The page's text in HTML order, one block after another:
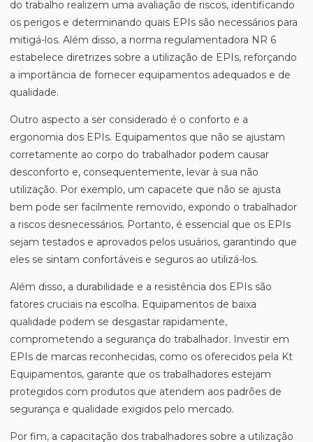
do trabalho realizem uma avaliação de riscos, identificando
os perigos e determinando quais EPIs são necessários para
mitigá-los. Além disso, a norma regulamentadora NR 6
estabelece diretrizes sobre a utilização de EPIs, reforçando
a importância de fornecer equipamentos adequados e de
qualidade.
Outro aspecto a ser considerado é o conforto e a
ergonomia dos EPIs. Equipamentos que não se ajustam
corretamente ao corpo do trabalhador podem causar
desconforto e, consequentemente, levar à sua não
utilização. Por exemplo, um capacete que não se ajusta
bem pode ser facilmente removido, expondo o trabalhador
a riscos desnecessários. Portanto, é essencial que os EPIs
sejam testados e aprovados pelos usuários, garantindo que
eles se sintam confortáveis e seguros ao utilizá-los.
Além disso, a durabilidade e a resistência dos EPIs são
fatores cruciais na escolha. Equipamentos de baixa
qualidade podem se desgastar rapidamente,
comprometendo a segurança do trabalhador. Investir em
EPIs de marcas reconhecidas, como os oferecidos pela Kt
Equipamentos, garante que os trabalhadores estejam
protegidos com produtos que atendem aos padrões de
segurança e qualidade exigidos pelo mercado.
Por fim, a capacitação dos trabalhadores sobre a utilização